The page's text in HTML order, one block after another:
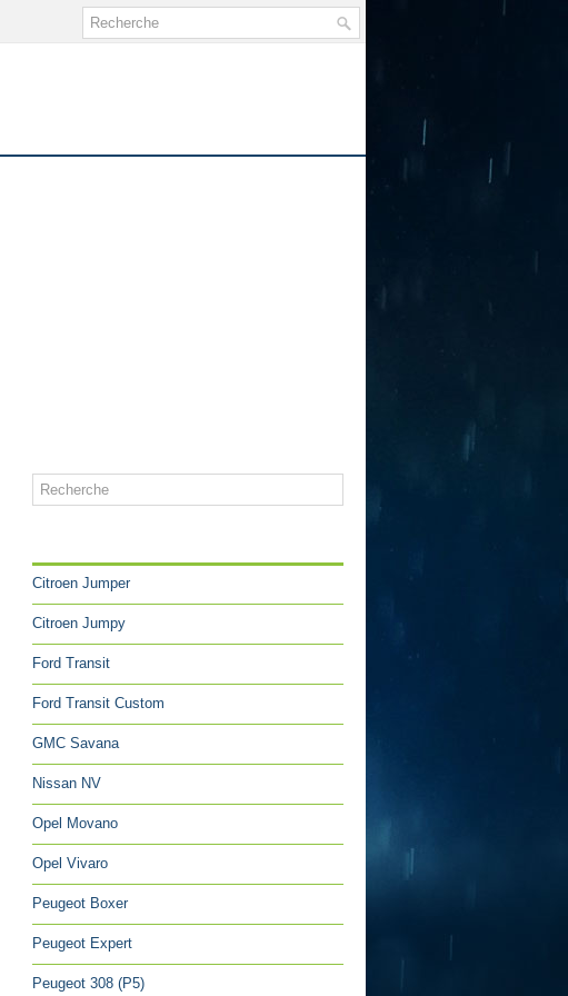
Citroen Jumper
Citroen Jumpy
Ford Transit
Ford Transit Custom
GMC Savana
Nissan NV
Opel Movano
Opel Vivaro
Peugeot Boxer
Peugeot Expert
Peugeot 308 (P5)